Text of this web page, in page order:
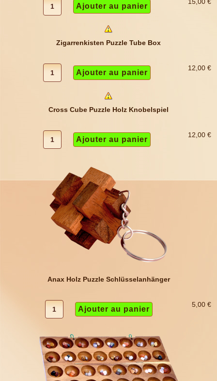
Zigarrenkisten Puzzle Tube Box
12,00 €
Cross Cube Puzzle Holz Knobelspiel
12,00 €
Anax Holz Puzzle Schlüsselanhänger
5,00 €